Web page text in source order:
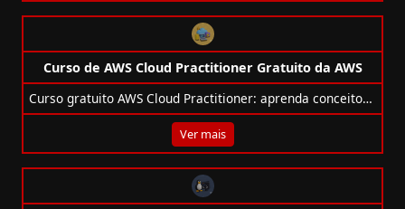
Curso de AWS Cloud Practitioner Gratuito da AWS
Curso gratuito AWS Cloud Practitioner: aprenda conceitos de nuvem, segurança, bancos de dados e prepare-se para a certificação oficial.
Ver mais